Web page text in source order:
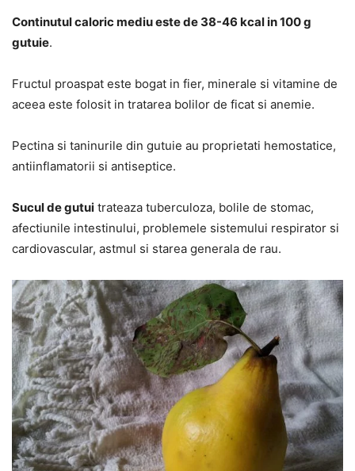
Continutul caloric mediu este de 38-46 kcal in 100 g
gutuie.
Fructul proaspat este bogat in fier, minerale si vitamine de
aceea este folosit in tratarea bolilor de ficat si anemie.
Pectina si taninurile din gutuie au proprietati hemostatice,
antiinflamatorii si antiseptice.
Sucul de gutui trateaza tuberculoza, bolile de stomac,
afectiunile intestinului, problemele sistemului respirator si
cardiovascular, astmul si starea generala de rau.